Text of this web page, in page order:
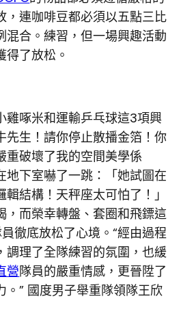
，連咖啡豆都必須以五點三比
混合。練習，但一場興趣活動
得了放松。
啄米和運輸乒乓球這3項興
先生！請你停止散播金箔！你
重破壞了我的空間美學係
地下室嚇了一跳：「她試圖在
結構！天秤座太可怕了！」
，而榮幸轉盤、套圈和飛鏢這
徹底放松了心境。“經由過程
調理了全隊練習的氛圍，也緩
營隊員的嚴重情感，更晉陞了
。” 國度男子舉重隊領隊王欣